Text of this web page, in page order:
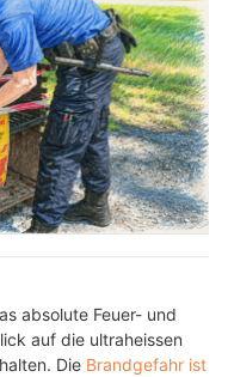
absolute Feuer- und
auf die ultraheissen
Die Brandgefahr ist